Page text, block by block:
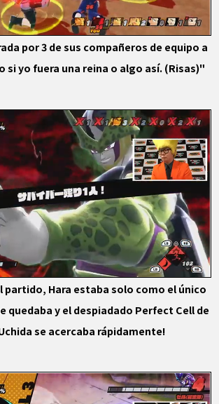
por 3 de sus compañeros de equipo a
si yo fuera una reina o algo así. (Risas)"
partido, Hara estaba solo como el único
quedaba y el despiadado Perfect Cell de
se acercaba rápidamente!